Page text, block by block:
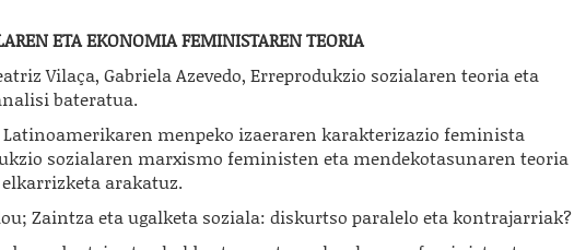
ETA EKONOMIA FEMINISTAREN TEORIA
Vilaça, Gabriela Azevedo, Erreprodukzio sozialaren teoria eta
bateratua.
Latinoamerikaren menpeko izaeraren karakterizazio feminista
sozialaren marxismo feministen eta mendekotasunaren teoria
arakatuz.
Zaintza eta ugalketa soziala: diskurtso paralelo eta kontrajarriak?